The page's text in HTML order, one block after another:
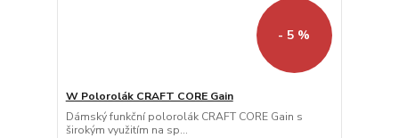
- 5 %
W Polorolák CRAFT CORE Gain
Dámský funkční polorolák CRAFT CORE Gain s
širokým využitím na sp...